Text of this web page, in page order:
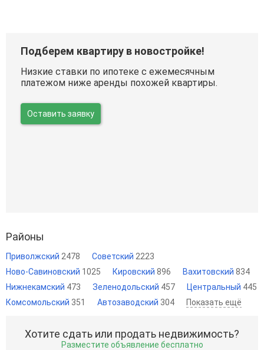
Подберем квартиру в новостройке!
Низкие ставки по ипотеке с ежемесячным
платежом ниже аренды похожей квартиры.
Оставить заявку
Районы
Приволжский 2478 Советский 2223
Ново-Савиновский 1025 Кировский 896 Вахитовский 834
Нижнекамский 473 Зеленодольский 457 Центральный 445
Комсомольский 351 Автозаводский 304 Показать ещё
Хотите сдать или продать недвижимость?
Разместите объявление бесплатно